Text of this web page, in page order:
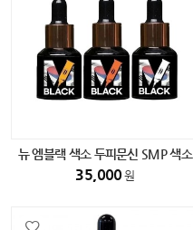
뉴 엠블랙 색소 두피문신 SMP 색소
(다크블랙) 15ml
35,000원